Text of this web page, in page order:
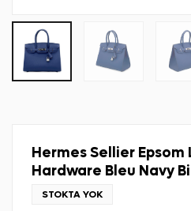
Hermes Sellier
Hardware Bleu Navy
STOKTA YOK